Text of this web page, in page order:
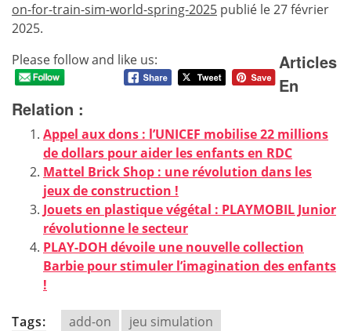
on-for-train-sim-world-spring-2025 publié le 27 février
2025.
Please follow and like us:
Articles
En
Relation :
Appel aux dons : l’UNICEF mobilise 22 millions
de dollars pour aider les enfants en RDC
Mattel Brick Shop : une révolution dans les
jeux de construction !
Jouets en plastique végétal : PLAYMOBIL Junior
révolutionne le secteur
PLAY-DOH dévoile une nouvelle collection
Barbie pour stimuler l’imagination des enfants
!
Tags: add-on
jeu simulation